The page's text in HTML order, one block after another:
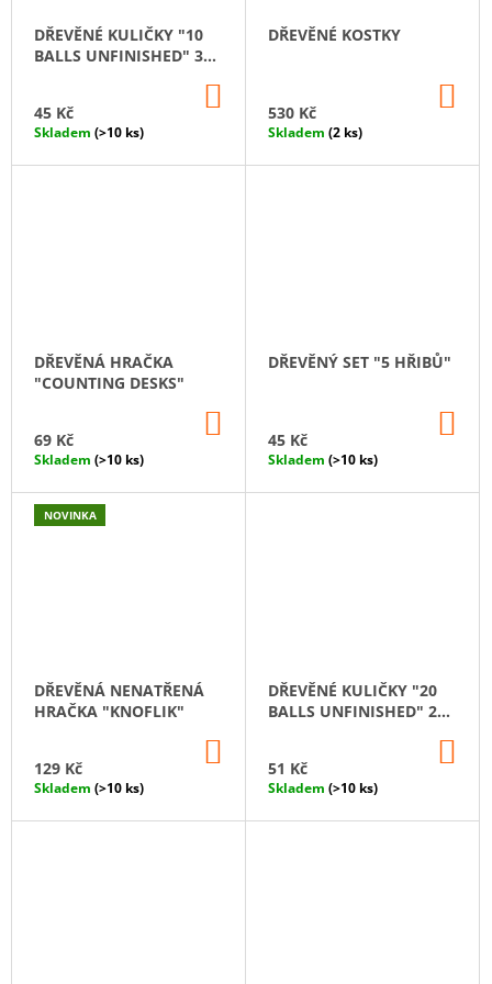
DŘEVĚNÉ KULIČKY "10
BALLS UNFINISHED" 30
45 Kč
KOŠÍKU
Skladem (>10 ks)
DŘEVĚNÉ KOSTKY
530 Kč
Skladem (2 ks)
DŘEVĚNÁ HRAČKA
"COUNTING DESKS"
69 Kč KOŠÍKU
Skladem (>10 ks)
DŘEVĚNÝ SET "5 HŘIBŮ"
45 Kč
Skladem (>10 ks)
NOVINKA
DŘEVĚNÁ NENATŘENÁ
HRAČKA "KNOFLIK"
129 Kč KOŠÍKU
Skladem (>10 ks)
DŘEVĚNÉ KULIČKY "20
BALLS UNFINISHED" 20
51 Kč
Skladem (>10 ks)